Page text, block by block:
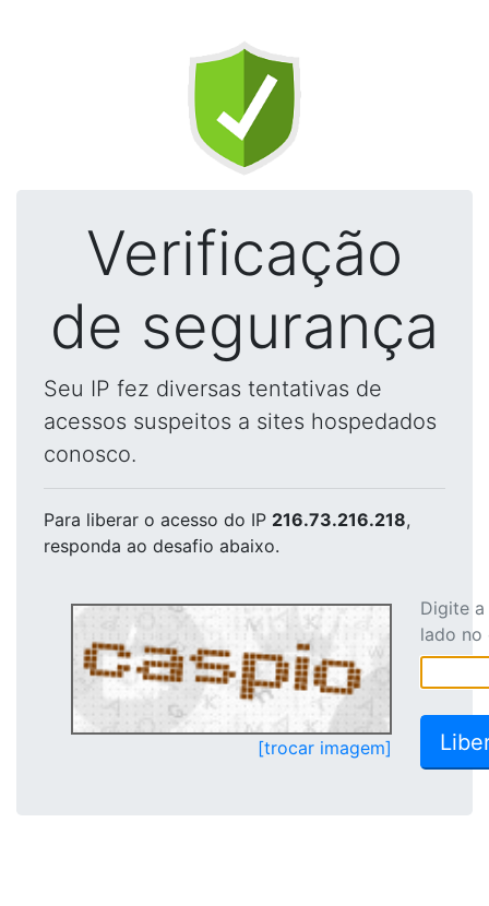
Verificação
de segurança
Seu IP fez diversas tentativas de
acessos suspeitos a sites hospedados
conosco.
Para liberar o acesso do IP 216.73.216.218,
responda ao desafio abaixo.
[trocar imagem]
Digite
lado no